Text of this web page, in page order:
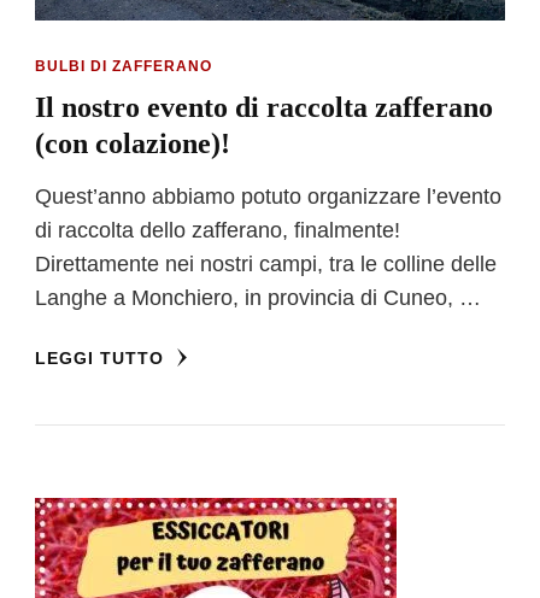
BULBI DI ZAFFERANO
Il nostro evento di raccolta zafferano
(con colazione)!
Quest’anno abbiamo potuto organizzare l’evento
di raccolta dello zafferano, finalmente!
Direttamente nei nostri campi, tra le colline delle
Langhe a Monchiero, in provincia di Cuneo, …
LEGGI TUTTO